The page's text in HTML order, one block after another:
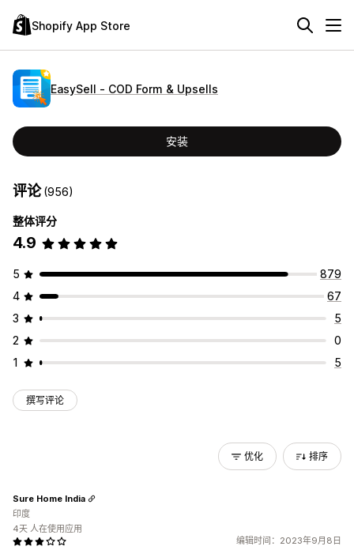
Shopify App Store
EasySell ‑ COD Form & Upsells
安装
评论(956)
整体评分
4.9
5
879
4
67
3
5
2
0
1
5
撰写评论
优化 排序
编辑时间：2023年9月8日
Sure Home India
印度
4天 人在使用应用